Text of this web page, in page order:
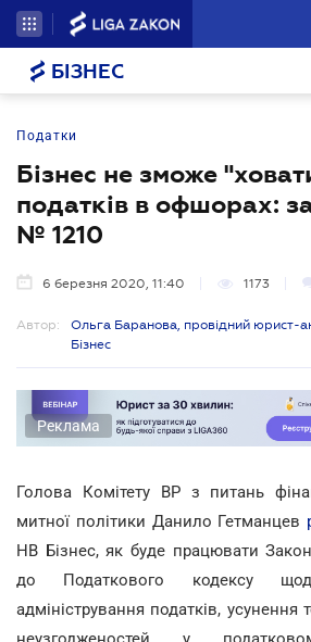
БІЗНЕС
Податки
Бізнес не зможе
податків в офшорах:
№ 1210
6 березня 2020, 11:40 1173
Автор:
Ольга Баранова, провідний юрист-
Бізнес
Реклама
Голова Комітету ВР з питань
митної політики Данило Гетманцев
НВ Бізнес, як буде працювати
до Податкового кодексу
адміністрування податків, усунення